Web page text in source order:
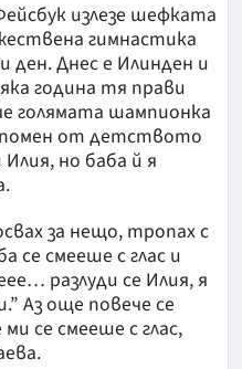
излезе шефката
гимнастика
ден. Днес е Илинден и
година тя прави
голямата шампионка
от детството
но баба й я
за нещо, тропах с
се смееше с глас и
разлуди се Илия, я
Аз още повече се
се смееше с глас,